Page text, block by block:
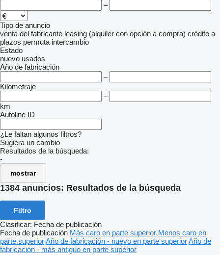
–
Tipo de anuncio
venta del fabricante leasing (alquiler con opción a compra) crédito a
plazos permuta intercambio
Estado
nuevo usados
Año de fabricación
–
Kilometraje
–
km
Autoline ID
¿Le faltan algunos filtros?
Sugiera un cambio
Resultados de la búsqueda:
-
mostrar
1384 anuncios: Resultados de la búsqueda
Filtro
Clasificar: Fecha de publicación
Fecha de publicación Más caro en parte superior Menos caro en
parte superiorAño de fabricación - nuevo en parte superiorAño de
fabricación - más antiguo en parte superior